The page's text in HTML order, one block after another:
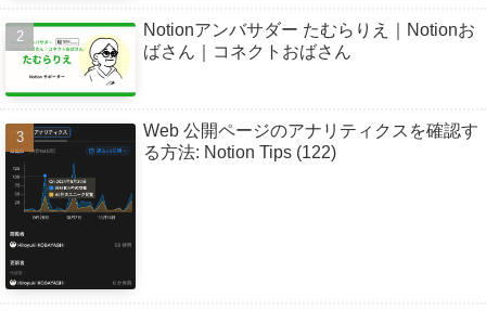
Notionアンバサダー たむらりえ｜Notionお
ばさん｜コネクトおばさん
Web 公開ページのアナリティクスを確認す
る方法: Notion Tips (122)